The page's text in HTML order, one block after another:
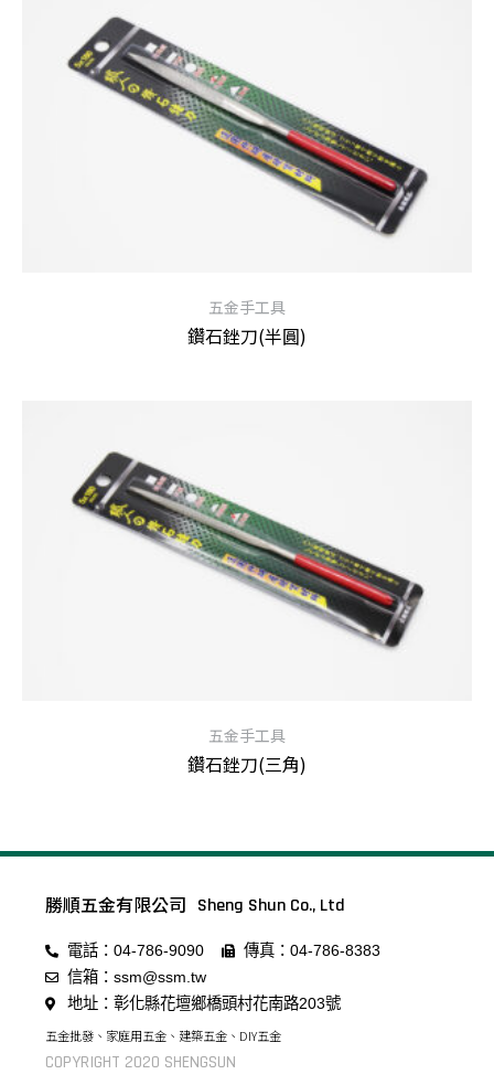
五金手工具
鑽石銼刀(半圓)
五金手工具
鑽石銼刀(三角)
勝順五金有限公司 Sheng Shun Co., Ltd
電話：04-786-9090
傳真：04-786-8383
信箱：ssm@ssm.tw
地址：彰化縣花壇鄉橋頭村花南路203號
五金批發、家庭用五金、建築五金、DIY五金
COPYRIGHT 2020 SHENGSUN